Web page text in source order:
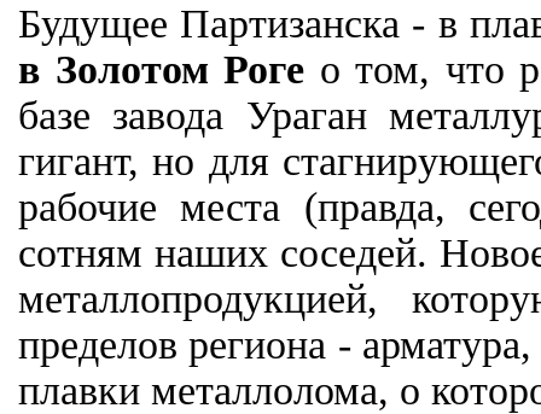
Будущее Партизанска - в
в Золотом Роге о том, что
базе завода Ураган
гигант, но для
рабочие места (правда,
сотням наших соседей.
металлопродукцией,
пределов региона -
плавки металлолома, о